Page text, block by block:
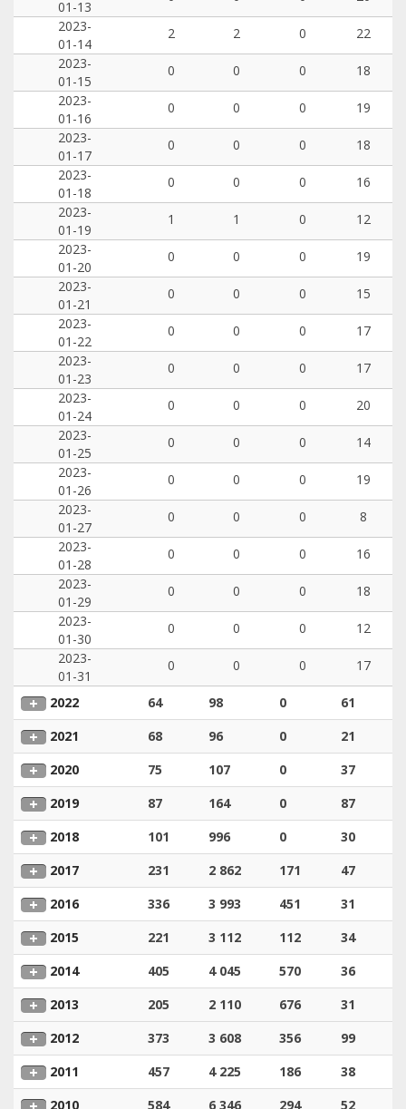
01-13
2023-
01-14
2 2 0
22
2023-
01-15
0 0 0
18
2023-
01-16
0 0 0
19
2023-
01-17
0 0 0
18
2023-
01-18
0 0 0
16
2023-
01-19
1 1 0
12
2023-
01-20
0 0 0
19
2023-
01-21
0 0 0
15
2023-
01-22
0 0 0
17
2023-
01-23
0 0 0
17
2023-
01-24
0 0 0
20
2023-
01-25
0 0 0
14
2023-
01-26
0 0 0
19
2023-
01-27
0 0 0
8
2023-
01-28
0 0 0
16
2023-
01-29
0 0 0
18
2023-
01-30
0 0 0
12
2023-
01-31
0 0 0 17
2022 64 98 0
61
2021
68 96 0
21
2020
75 107 0
37
2019
87 164 0
87
2018
101 996 0
30
2017
231 2 862 171
47
2016
336 3 993 451
31
2015
221 3 112 112
34
2014
405 4 045 570
36
2013
205 2 110 676
31
2012
373 3 608 356
99
2011
457 4 225 186
38
2010
584 6 346 294 52